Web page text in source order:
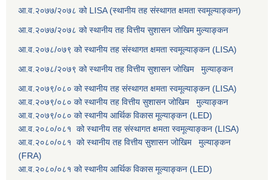
आ.व.२०७७/२०७८ को LISA (स्थानीय तह संस्थागत क्षमता स्वमूल्याङ्कन)
आ.व.२०७७/२०७८ को स्थानीय तह वित्तीय सुशासन जोखिम मुल्याङ्कन
आ.व.२०७८/०७९ को स्थानीय तह संस्थागत क्षमता स्वमूल्याङ्कन (LISA)
आ.व.२०७८/२०७९ को स्थानीय तह वित्तीय सुशासन जोखिम मुल्याङ्कन
आ.व.२०७९/०८० को स्थानीय तह संस्थागत क्षमता स्वमूल्याङ्कन (LISA)
आ.व.२०७९/०८० को स्थानीय तह वित्तीय सुशासन जोखिम मुल्याङ्कन
आ.व.२०७९/०८० को स्थानीय आर्थिक विकास मूल्याङ्कन (LED)
आ.व.२०८०/०८१ को स्थानीय तह संस्थागत क्षमता स्वमूल्याङ्कन (LISA)
आ.व.२०८०/०८१ को स्थानीय तह वित्तीय सुशासन जोखिम मुल्याङ्कन
(FRA)
आ.व.२०८०/०८१ को स्थानीय आर्थिक विकास मूल्याङ्कन (LED)